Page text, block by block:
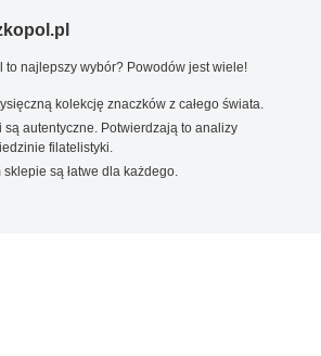
to najlepszy wybór? Powodów jest wiele!
kolekcję znaczków z całego świata.
są autentyczne. Potwierdzają to analizy
filatelistyki.
są łatwe dla każdego.